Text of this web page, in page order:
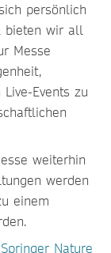
persönlich
bieten wir all
Messe
Events zu
weiterhin
werden
einem
Springer Nature